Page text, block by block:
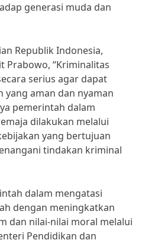
generasi muda dan
Republik Indonesia,
Prabowo, “Kriminalitas
serius agar dapat
aman dan nyaman
pemerintah dalam
dilakukan melalui
yang bertujuan
tindakan kriminal
dalam mengatasi
dengan meningkatkan
dan nilai-nilai moral melalui
Pendidikan dan